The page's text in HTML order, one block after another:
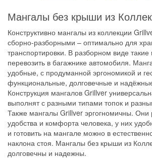
Мангалы без крыши из
Конструктивно мангалы из коллекции
сборно-разборными – оптимально для
транспортировки. В разборном виде
перевозить в багажнике автомобиля.
удобные, с продуманной эргономикой и
функциональные, долговечные и
Конструкция мангалов Grillver
выполнят с разными типами топок и
Также мангалы Grillver эргогномичны. Они
удобства и комфорта человека, у них
и готовить на мангале можно в
наклона стоя. Мангалы без крыши из
долговечны и надежны.